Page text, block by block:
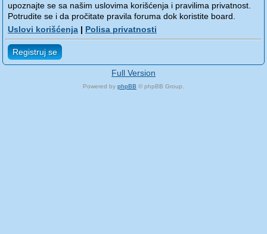
upoznajte se sa našim uslovima korišćenja i pravilima privatnost.
Potrudite se i da pročitate pravila foruma dok koristite board.
Uslovi korišćenja | Polisa privatnosti
Registruj se
Full Version
Powered by phpBB © phpBB Group.